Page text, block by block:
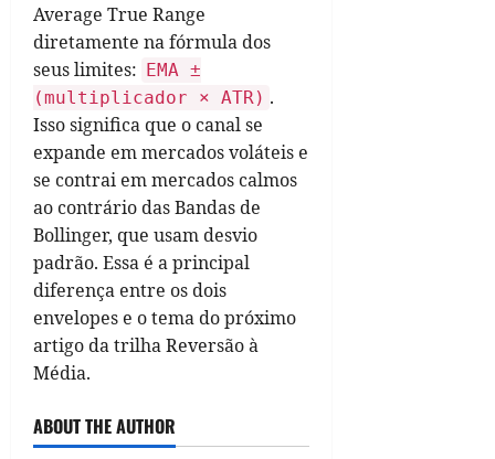
Average True Range
diretamente na fórmula dos
seus limites: EMA ±
(multiplicador × ATR) .
Isso significa que o canal se
expande em mercados voláteis e
se contrai em mercados calmos
ao contrário das Bandas de
Bollinger, que usam desvio
padrão. Essa é a principal
diferença entre os dois
envelopes e o tema do próximo
artigo da trilha Reversão à
Média.
ABOUT THE AUTHOR